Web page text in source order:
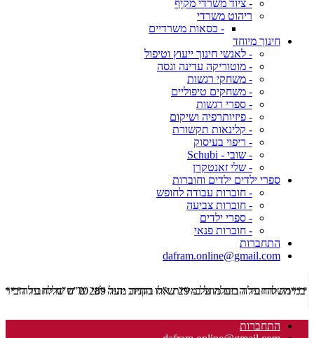
- ציוד משרדי מקיף
ריהוט משרדי
- כסאות משרדיים
חינוך מיוחד
- לאנשי חינוך ייעוץ וטיפול
- מוטוריקה עדינה וגסה
- משחקי רגשות
- משחקים טיפוליים
- ספרי רגשות
- פיזיותרפיה ושיקום
- קלינאות תקשורת
- ריפוי בעיסוק
- שובי - Schubi
- שלי זאנטקרן
ספרי ילדים ילדים וחוברות
- חוברות עבודה לחופש
- חוברות צביעה
- ספרי ילדים
- חוברות פנאי
התחברות
dafram.online@gmail.com
***משלוח עד הבית מוזל ב- 29 ש"ח בקניה מעל 289 ש"ח שליח עד הבית ***
התחברות